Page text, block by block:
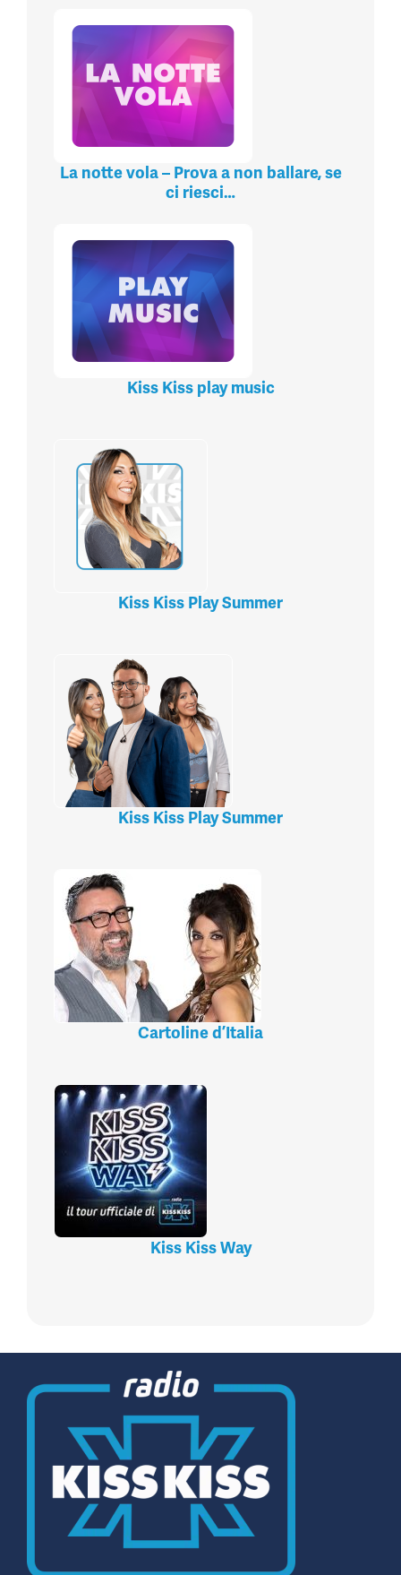
La notte vola – Prova a non ballare, se
ci riesci…
Kiss Kiss play music
Kiss Kiss Play Summer
Kiss Kiss Play Summer
Cartoline d’Italia
Kiss Kiss Way